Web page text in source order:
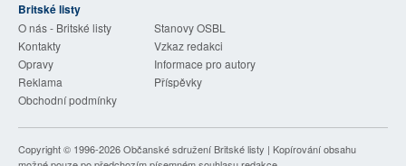
Britské listy
O nás - Britské listy
Stanovy OSBL
Kontakty
Vzkaz redakci
Opravy
Informace pro autory
Reklama
Příspěvky
Obchodní podmínky
Copyright © 1996-2026Občanské sdružení Britské listy | Kopírování obsahu